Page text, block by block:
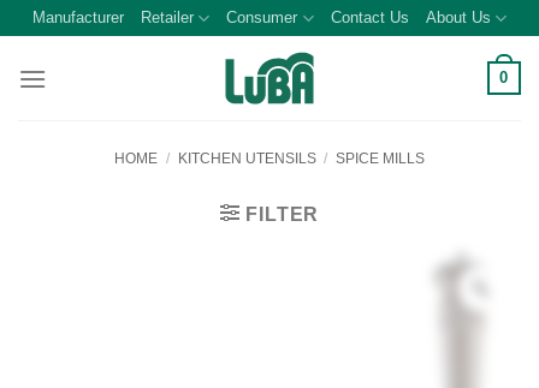
Skip
content
Manufacturer Retailer Consumer Contact Us About Us
0
HOME / KITCHEN UTENSILS / SPICE MILLS
FILTER